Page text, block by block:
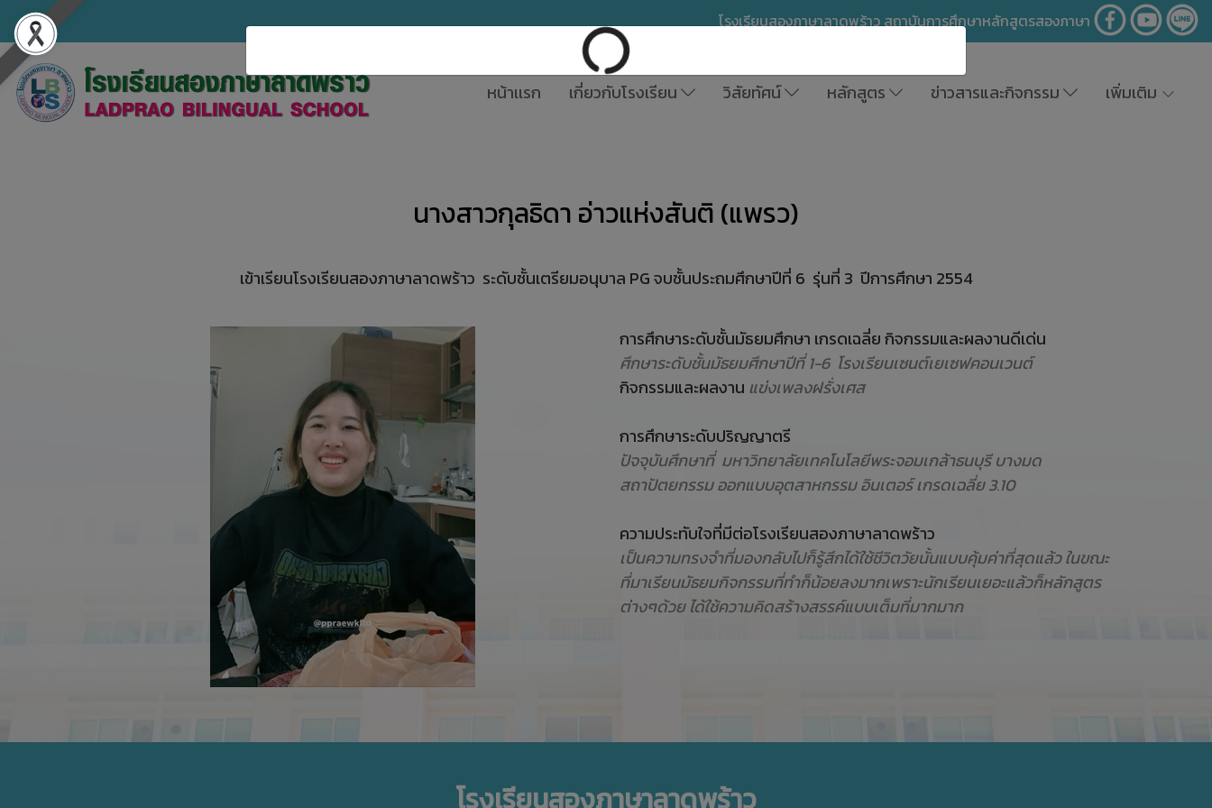
โรงเรียนสองภาษาลาดพร้าว สถาบันการศึกษาหลักสูตรสองภาษา
หน้าเเรก เกี่ยวกับโรงเรียน วิสัยทัศน์ หลักสูตร ข่าวสารและกิจกรรม เพิ่มเติม
นางสาวกุลธิดา อ่าวแห่งสันติ (แพรว)
เข้าเรียนโรงเรียนสองภาษาลาดพร้าว ระดับชั้นเตรียมอนุบาล PG จบชั้นประถมศึกษาปีที่ 6 รุ่นที่ 3 ปีการศึกษา 2554
การศึกษาระดับชั้นมัธยมศึกษา เกรดเฉลี่ย กิจกรรมและผลงานดีเด่น
ศึกษาระดับชั้นมัธยมศึกษาปีที่ 1-6 โรงเรียนเซนต์เยเซฟคอนเวนต์
กิจกรรมและผลงาน แข่งเพลงฝรั่งเศส
การศึกษาระดับปริญญาตรี
ปัจจุบันศึกษาที่ มหาวิทยาลัยเทคโนโลยีพระจอมเกล้าธนบุรี บางมด
สถาปัตยกรรม ออกแบบอุตสาหกรรม อินเตอร์ เกรดเฉลี่ย 3.10
ความประทับใจที่มีต่อโรงเรียนสองภาษาลาดพร้าว
เป็นความทรงจำที่มองกลับไปก็รู้สึกได้ใช้ชีวิตวัยนั้นแบบคุ้มค่าที่สุดแล้ว ในขณะ
ที่มาเรียนมัธยมกิจกรรมที่ทำก็น้อยลงมากเพราะนักเรียนเยอะแล้วก็หลักสูตร
ต่างๆด้วย ได้ใช้ความคิดสร้างสรรค์แบบเต็มที่มากมาก
โรงเรียนสองภาษาลาดพร้าว